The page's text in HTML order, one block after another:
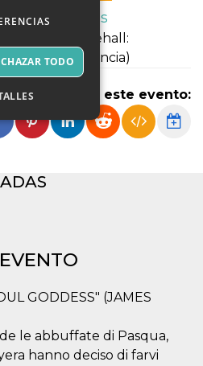
Vivo, Clubes
DJ set/Dancehall:
CHEFF (Valencia)
Compartir este evento:
GODDESS" (JAMES
le abbuffate di Pasqua,
hanno deciso di farvi
TODO
estrictamente
/
Vencimiento Descripción
Cloudflare,
1 año
Esta cookie es
utilizada por el
servicio